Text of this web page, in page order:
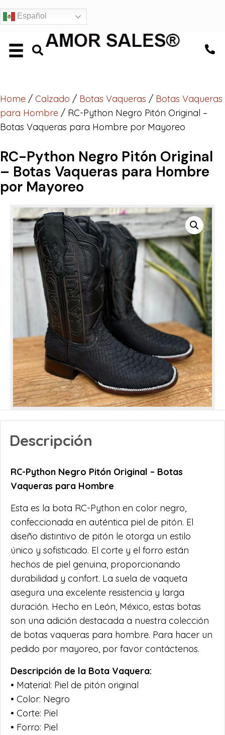
Español
Home / Calzado / Botas Vaqueras / Botas Vaqueras
para Hombre / RC-Python Negro Pitón Original –
Botas Vaqueras para Hombre por Mayoreo
RC-Python Negro Pitón Original
– Botas Vaqueras para Hombre
por Mayoreo
Descripción
RC-Python Negro Pitón Original – Botas
Vaqueras para Hombre
Esta es la bota RC-Python en color negro,
confeccionada en auténtica piel de pitón. El
diseño distintivo de pitón le otorga un estilo
único y sofisticado. El corte y el forro están
hechos de piel genuina, proporcionando
durabilidad y confort. La suela de vaqueta
asegura una excelente resistencia y larga
duración. Hecho en León, México, estas botas
son una adición destacada a nuestra colección
de botas vaqueras para hombre. Para hacer un
pedido por mayoreo, por favor contáctenos.
Descripción de la Bota Vaquera:
• Material: Piel de pitón original
• Color: Negro
• Corte: Piel
• Forro: Piel